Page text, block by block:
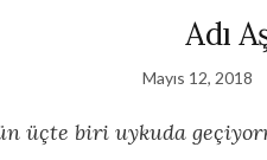
Adı
Mayıs 12, 2018
üçte biri uykuda